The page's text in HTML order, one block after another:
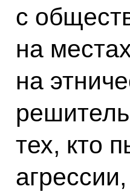
с
на
на
тех, кто